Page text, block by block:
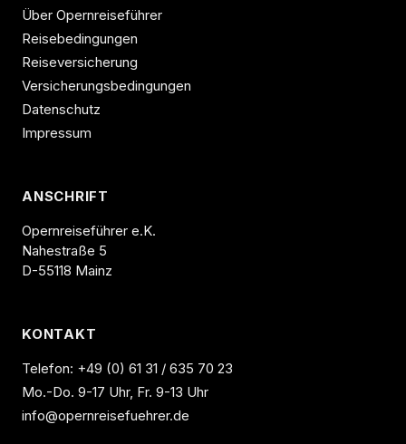
Über Opernreiseführer
Reisebedingungen
Reiseversicherung
Versicherungsbedingungen
Datenschutz
Impressum
ANSCHRIFT
Opernreiseführer e.K.
Nahestraße 5
D-55118 Mainz
KONTAKT
Telefon: +49 (0) 61 31 / 635 70 23
Mo.-Do. 9-17 Uhr, Fr. 9-13 Uhr
info@opernreisefuehrer.de